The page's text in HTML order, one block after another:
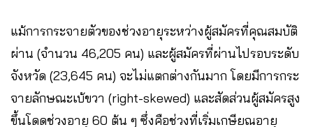
แม้การกระจายตัวของช่วงอายุระหว่างผู้สมัครที่คุณสมบัติ
ผ่าน (จำนวน 46,205 คน) และผู้สมัครที่ผ่านไปรอบระดับ
จังหวัด (23,645 คน) จะไม่แตกต่างกันมาก โดยมีการกระ
จายลักษณะเบ้ขวา (right-skewed) และสัดส่วนผู้สมัครสูง
ขึ้นโดดช่วงอายุ 60 ต้น ๆ ซึ่งคือช่วงที่เริ่มเกษียณอายุ